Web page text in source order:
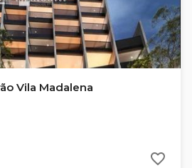
Vila Madalena